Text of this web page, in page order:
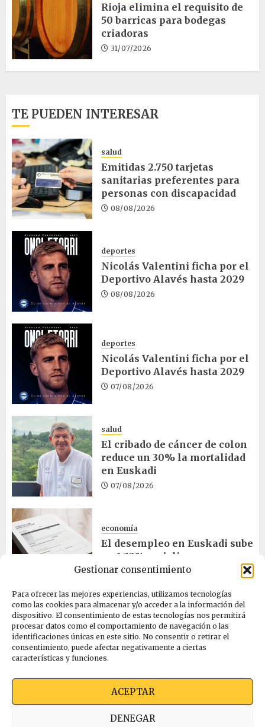
Gestionar consentimiento
Para ofrecer las mejores experiencias, utilizamos tecnologías
como las cookies para almacenar y/o acceder a la información del
dispositivo. El consentimiento de estas tecnologías nos permitirá
procesar datos como el comportamiento de navegación o las
identificaciones únicas en este sitio. No consentir o retirar el
consentimiento, puede afectar negativamente a ciertas
características y funciones.
ACEPTAR
DENEGAR
Rioja elimina el requisito de
50 barricas para bodegas
criadoras
31/07/2026
TE PUEDEN INTERESAR
salud
Emitidas 2.750 tarjetas
sanitarias preferentes para
personas con discapacidad
08/08/2026
deportes
Nicolás Valentini ficha por el
Deportivo Alavés hasta 2029
08/08/2026
deportes
Nicolás Valentini ficha por el
Deportivo Alavés hasta 2029
07/08/2026
salud
El cribado de cáncer de colon
reduce un 30% la mortalidad
en Euskadi
07/08/2026
economía
El desempleo en Euskadi sube
un 1,32% en julio
06/08/2026
salud
Bilbao acogerá el mayor
congreso europeo de salud
pública en noviembre
Ekimen Press